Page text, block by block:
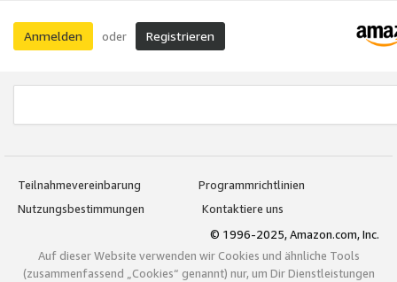
Anmelden oder Registrieren
Teilnahmevereinbarung
Programmrichtlinien
Nutzungsbestimmungen
Kontaktiere uns
© 1996-2025, Amazon.com, Inc.
Auf dieser Website verwenden wir Cookies und ähnliche Tools
(zusammenfassend „Cookies“ genannt) nur, um Dir Dienstleistungen